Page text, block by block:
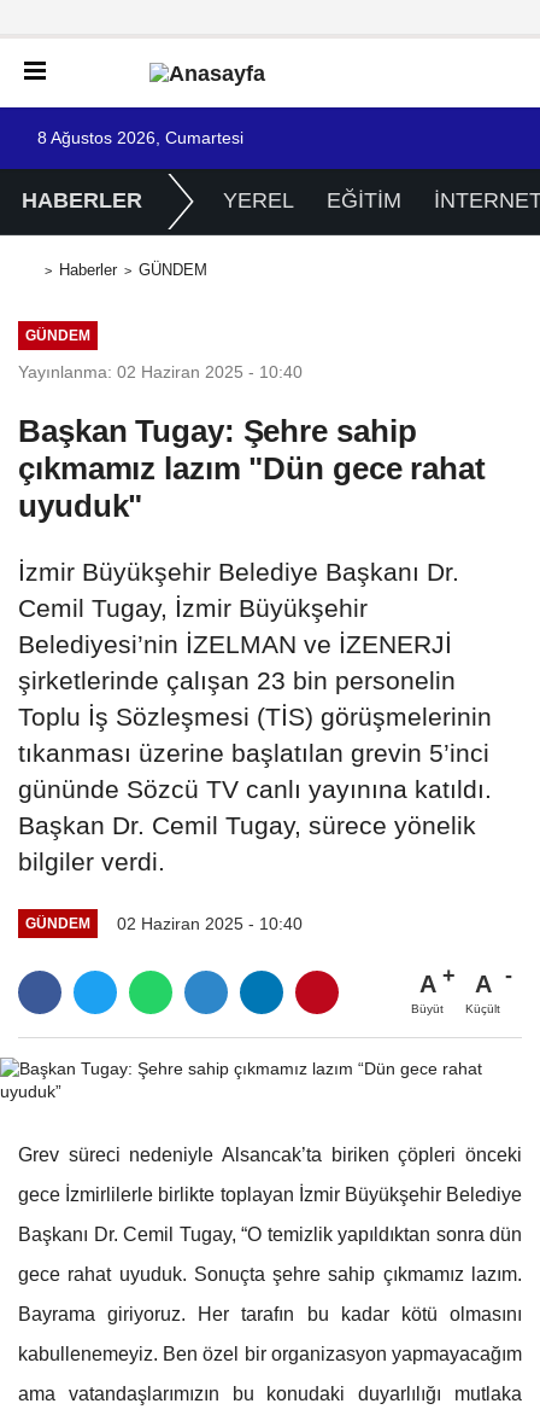
8 Ağustos 2026, Cumartesi
HABERLER YEREL EĞİTİM
Haberler GÜNDEM
GÜNDEM
Yayınlanma: 02 Haziran 2025 - 10:40
Başkan Tugay: Şehre sahip
çıkmamız lazım "Dün gece rahat
uyuduk"
İzmir Büyükşehir Belediye Başkanı Dr.
Cemil Tugay, İzmir Büyükşehir
Belediyesi’nin İZELMAN ve İZENERJİ
şirketlerinde çalışan 23 bin personelin
Toplu İş Sözleşmesi (TİS) görüşmelerinin
tıkanması üzerine başlatılan grevin 5’inci
gününde Sözcü TV canlı yayınına katıldı.
Başkan Dr. Cemil Tugay, sürece yönelik
bilgiler verdi.
GÜNDEM 02 Haziran 2025 - 10:40
A
Büyüt
A
Küçült
Grev süreci nedeniyle Alsancak’ta biriken çöpleri önceki
gece İzmirlilerle birlikte toplayan İzmir Büyükşehir Belediye
Başkanı Dr. Cemil Tugay, “O temizlik yapıldıktan sonra dün
gece rahat uyuduk. Sonuçta şehre sahip çıkmamız lazım.
Bayrama giriyoruz. Her tarafın bu kadar kötü olmasını
kabullenemeyiz. Ben özel bir organizasyon yapmayacağım
ama vatandaşlarımızın bu konudaki duyarlılığı mutlaka